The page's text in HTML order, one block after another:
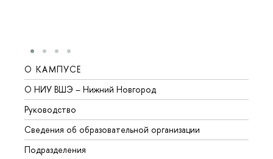
О КАМПУСЕ
О НИУ ВШЭ – Нижний Новгород
Руководство
Сведения об образовательной организации
Подразделения